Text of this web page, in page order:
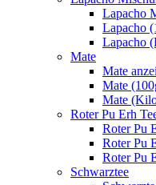
Lapacho
Lapacho
Lapacho
Mate
Mate
Mate
Mate
Roter Pu Erh
Roter Pu
Roter Pu
Roter Pu
Schwarztee